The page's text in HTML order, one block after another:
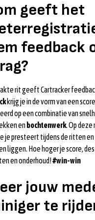
geeft het
feedback
rit geeft Cartracker
krijg je in de vorm van een
op een combinatie van
enbochtenwerk. Op
je presteert tijdens de ritten en
liggen. Hoe hoger je score,
en onderhoud!#win-win
jouw
te